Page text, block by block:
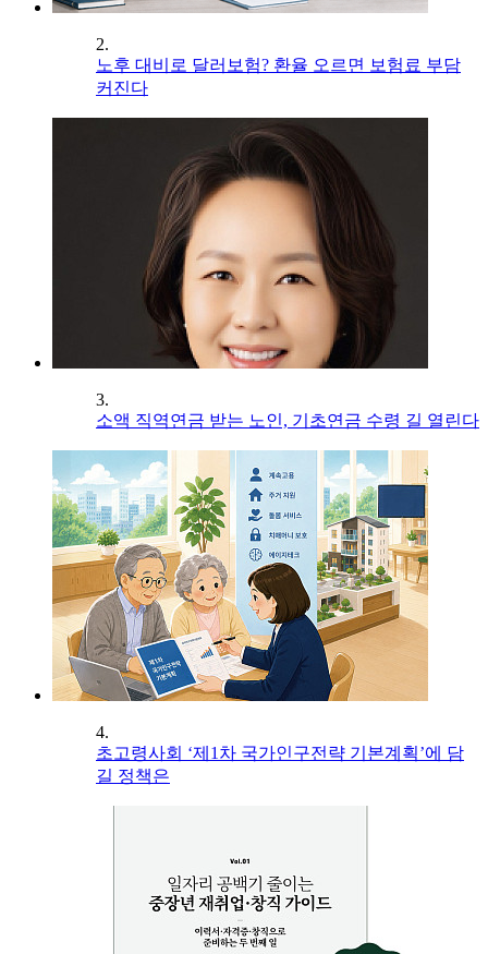
2.
노후 대비로 달러보험? 환율 오르면 보험료 부담
커진다
3.
소액 직역연금 받는 노인, 기초연금 수령 길 열린다
4.
초고령사회 ‘제1차 국가인구전략 기본계획’에 담
길 정책은